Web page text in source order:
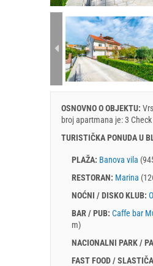
OSNOVNO O OBJEKTU:
broj apartmana je: 3
TURISTIČKA PONUDA U
PLAŽA: Banova vila
RESTORAN: Marina
NOĆNI / DISKO KLUB:
BAR / PUB: Caffe bar
m)
NACIONALNI PARK /
FAST FOOD /